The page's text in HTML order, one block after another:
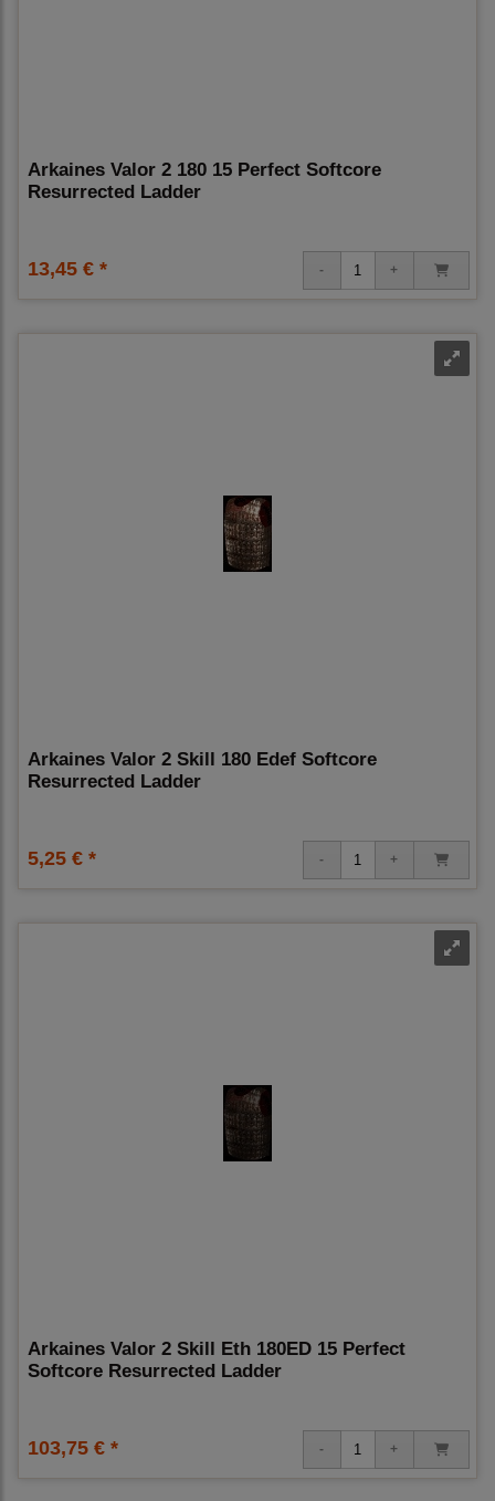
Arkaines Valor 2 180 15 Perfect Softcore
Resurrected Ladder
13,45 € *
Arkaines Valor 2 Skill 180 Edef Softcore
Resurrected Ladder
5,25 € *
Arkaines Valor 2 Skill Eth 180ED 15 Perfect
Softcore Resurrected Ladder
103,75 € *